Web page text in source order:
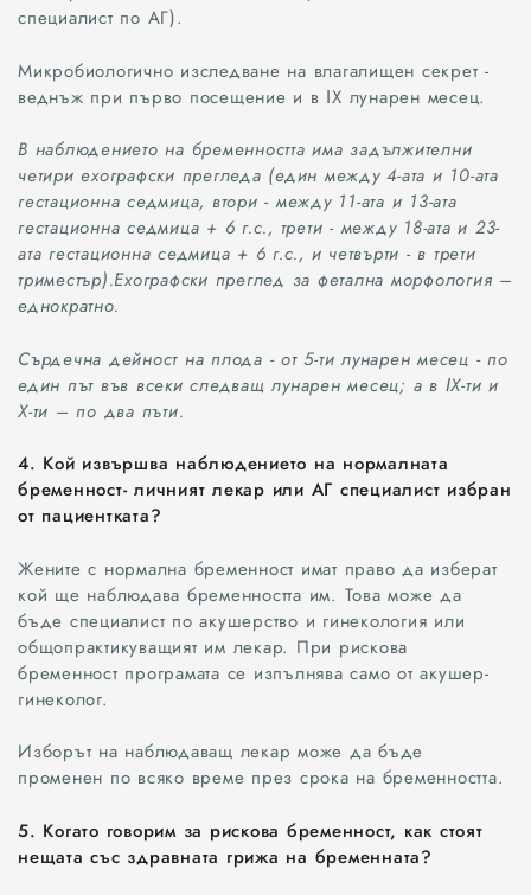
специалист по АГ).
Микробиологично изследване на влагалищен секрет -
веднъж при първо посещение и в ІХ лунарен месец.
В наблюдението на бременността има задължителни
четири ехографски прегледа (един между 4-ата и 10-ата
гестационна седмица, втори - между 11-ата и 13-ата
гестационна седмица + 6 г.с., трети - между 18-ата и 23-
ата гестационна седмица + 6 г.с., и четвърти - в трети
триместър).Ехографски преглед за фетална морфология –
еднократно.
Сърдечна дейност на плода - от 5-ти лунарен месец - по
един път във всеки следващ лунарен месец; а в ІХ-ти и
Х-ти – по два пъти.
4. Кой извършва наблюдението на нормалната
бременност- личният лекар или АГ специалист избран
от пациентката?
Жените с нормална бременност имат право да изберат
кой ще наблюдава бременността им. Това може да
бъде специалист по акушерство и гинекология или
общопрактикуващият им лекар. При рискова
бременност програмата се изпълнява само от акушер-
гинеколог.
Изборът на наблюдаващ лекар може да бъде
променен по всяко време през срока на бременността.
5. Когато говорим за рискова бременност, как стоят
нещата със здравната грижа на бременната?